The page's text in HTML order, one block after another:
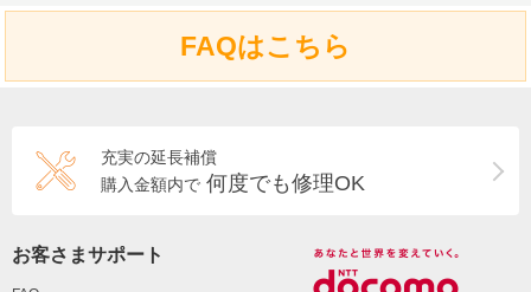
FAQはこちら
充実の延長補償
購入金額内で 何度でも修理OK
お客さまサポート